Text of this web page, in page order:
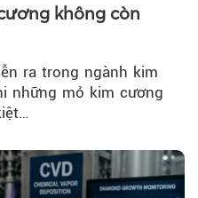
không còn
ra trong ngành kim
những mỏ kim cương